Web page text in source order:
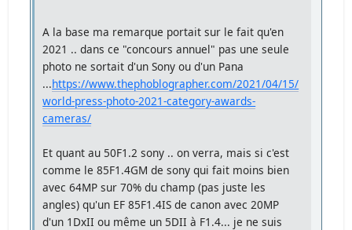
A la base ma remarque portait sur le fait qu'en
2021 .. dans ce "concours annuel" pas une seule
photo ne sortait d'un Sony ou d'un Pana
...https://www.thephoblographer.com/2021/04/15/
world-press-photo-2021-category-awards-
cameras/
Et quant au 50F1.2 sony .. on verra, mais si c'est
comme le 85F1.4GM de sony qui fait moins bien
avec 64MP sur 70% du champ (pas juste les
angles) qu'un EF 85F1.4IS de canon avec 20MP
d'un 1DxII ou même un 5DII à F1.4... je ne suis